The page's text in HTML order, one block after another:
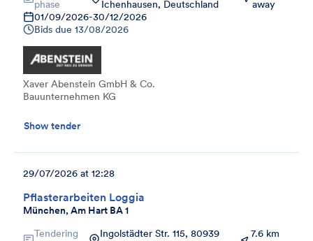
phase Ichenhausen, Deutschland
away
01/09/2026-30/12/2026
Bids due 13/08/2026
Xaver Abenstein GmbH & Co.
Bauunternehmen KG
Show tender
Pflasterarbeiten Loggia
München, Am Hart BA 1
29/07/2026 at 12:28
Tendering
Ingolstädter Str. 115, 80939
7.6 km